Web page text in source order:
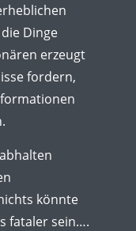
Dinge
erzeugt
fordern,
könnte
fataler sein….